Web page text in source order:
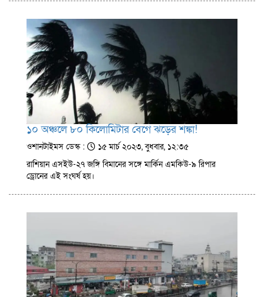
১০ অঞ্চলে ৮০ কিলোমিটার বেগে ঝড়ের শঙ্কা!
ওশানটাইমস ডেস্ক :
১৫ মার্চ ২০২৩, বুধবার, ১২:৩৫
রাশিয়ান এসইউ-২৭ জঙ্গি বিমানের সঙ্গে মার্কিন এমকিউ-৯ রিপার
ড্রোনের এই সংঘর্ষ হয়।